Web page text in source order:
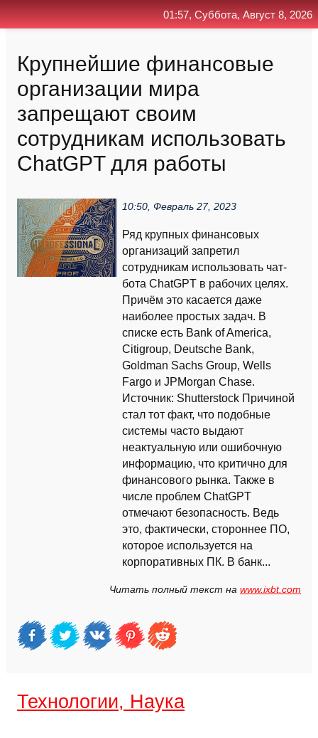
Крупнейшие финансовые
организации мира
запрещают своим
сотрудникам использовать
ChatGPT для работы
10:50, Февраль 27, 2023
Ряд крупных финансовых
организаций запретил
сотрудникам использовать чат-
бота ChatGPT в рабочих целях.
Причём это касается даже
наиболее простых задач. В
списке есть Bank of America,
Citigroup, Deutsche Bank,
Goldman Sachs Group, Wells
Fargo и JPMorgan Chase.
Источник: Shutterstock Причиной
стал тот факт, что подобные
системы часто выдают
неактуальную или ошибочную
информацию, что критично для
финансового рынка. Также в
числе проблем ChatGPT
отмечают безопасность. Ведь
это, фактически, стороннее ПО,
которое используется на
корпоративных ПК. В банк...
Читать полный текст на www.ixbt.com
Технологии, Наука
01:57, Суббота, Август 8, 2026